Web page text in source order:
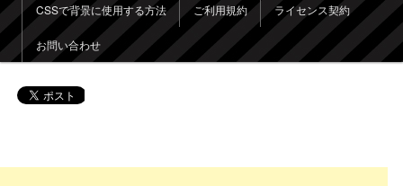
CSSで背景に使用する方法 ご利用規約 ライセンス契約
お問い合わせ